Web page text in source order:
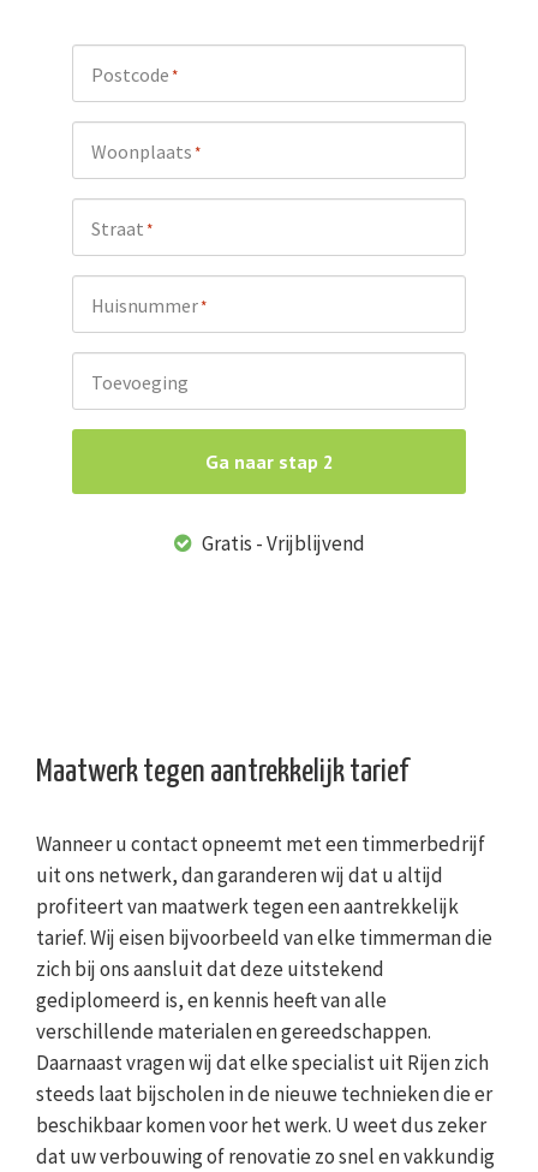
Postcode*
Woonplaats*
Straat*
Huisnummer*
Toevoeging
Ga naar stap 2
Gratis - Vrijblijvend
Maatwerk tegen aantrekkelijk tarief
Wanneer u contact opneemt met een timmerbedrijf
uit ons netwerk, dan garanderen wij dat u altijd
profiteert van maatwerk tegen een aantrekkelijk
tarief. Wij eisen bijvoorbeeld van elke timmerman die
zich bij ons aansluit dat deze uitstekend
gediplomeerd is, en kennis heeft van alle
verschillende materialen en gereedschappen.
Daarnaast vragen wij dat elke specialist uit Rijen zich
steeds laat bijscholen in de nieuwe technieken die er
beschikbaar komen voor het werk. U weet dus zeker
dat uw verbouwing of renovatie zo snel en vakkundig